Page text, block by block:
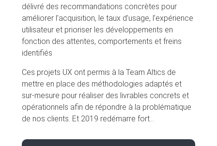
délivré des recommandations concrètes pour
améliorer l’acquisition, le taux d’usage, l’expérience
utilisateur et prioriser les développements en
fonction des attentes, comportements et freins
identifiés
Ces projets UX ont permis à la Team Altics de
mettre en place des méthodologies adaptés et
sur-mesure pour réaliser des livrables concrets et
opérationnels afin de répondre à la problématique
de nos clients. Et 2019 redémarre fort…